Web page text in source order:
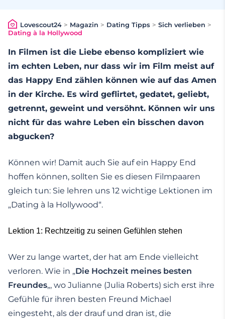
Lovescout24> Magazin > Dating Tipps > Sich verlieben >
Dating à la Hollywood
In Filmen ist die Liebe ebenso kompliziert wie
im echten Leben, nur dass wir im Film meist auf
das Happy End zählen können wie auf das Amen
in der Kirche. Es wird geflirtet, gedatet, geliebt,
getrennt, geweint und versöhnt. Können wir uns
nicht für das wahre Leben ein bisschen davon
abgucken?
Können wir! Damit auch Sie auf ein Happy End
hoffen können, sollten Sie es diesen Filmpaaren
gleich tun: Sie lehren uns 12 wichtige Lektionen im
„Dating à la Hollywood“.
Lektion 1: Rechtzeitig zu seinen Gefühlen stehen
Wer zu lange wartet, der hat am Ende vielleicht
verloren. Wie in „Die Hochzeit meines besten
Freundes„, wo Julianne (Julia Roberts) sich erst ihre
Gefühle für ihren besten Freund Michael
eingesteht, als der drauf und dran ist, die